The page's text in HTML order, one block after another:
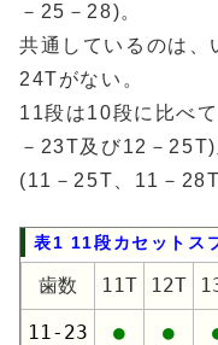
－25－28)。
共通しているのは
24Tがない。
11段は10段に比べ
－23T及び12－
(11－25T、11－
表1 11段カセットス
歯数 11T 12T
11-23 ● ●